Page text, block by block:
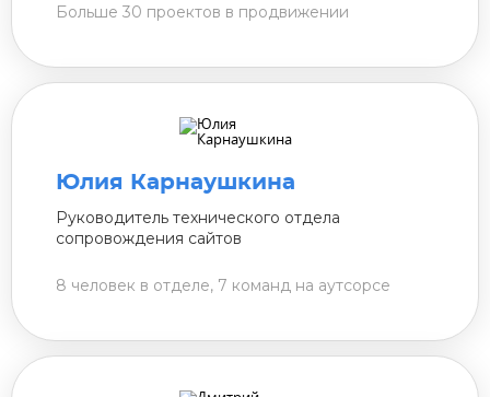
Больше 30 проектов в продвижении
Юлия Карнаушкина
Руководитель технического отдела
сопровождения сайтов
8 человек в отделе, 7 команд на аутсорсе